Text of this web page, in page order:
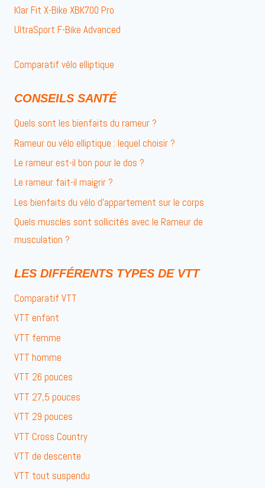
Klar Fit X-Bike XBK700 Pro
UltraSport F-Bike Advanced
Comparatif vélo elliptique
CONSEILS SANTÉ
Quels sont les bienfaits du rameur ?
Rameur ou vélo elliptique : lequel choisir ?
Le rameur est-il bon pour le dos ?
Le rameur fait-il maigrir ?
Les bienfaits du vélo d’appartement sur le corps
Quels muscles sont sollicités avec le Rameur de
musculation ?
LES DIFFÉRENTS TYPES DE VTT
Comparatif VTT
VTT enfant
VTT femme
VTT homme
VTT 26 pouces
VTT 27,5 pouces
VTT 29 pouces
VTT Cross Country
VTT de descente
VTT tout suspendu